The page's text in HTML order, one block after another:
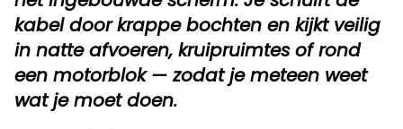
kabel door krappe bochten en kijkt veilig
in natte afvoeren, kruipruimtes of rond
een motorblok — zodat je meteen weet
wat je moet doen.